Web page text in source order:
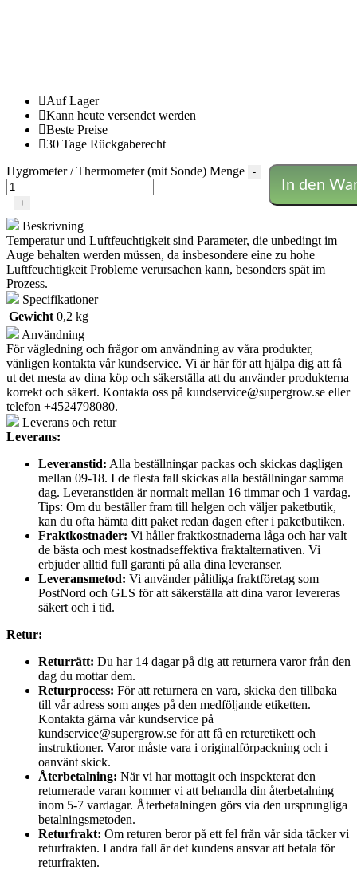
Auf Lager
Kann heute versendet werden
Beste Preise
30 Tage Rückgaberecht
Hygrometer / Thermometer (mit Sonde) Menge
-
+
In den
Beskrivning
Temperatur und Luftfeuchtigkeit sind Parameter, die unbedingt im
Auge behalten werden müssen, da insbesondere eine zu hohe
Luftfeuchtigkeit Probleme verursachen kann, besonders spät im
Prozess.
Specifikationer
Gewicht 0,2 kg
Användning
För vägledning och frågor om användning av våra produkter,
vänligen kontakta vår kundservice. Vi är här för att hjälpa dig att få
ut det mesta av dina köp och säkerställa att du använder produkterna
korrekt och säkert. Kontakta oss på kundservice@supergrow.se eller
telefon +4524798080.
Leverans och retur
Leverans:
Leveranstid: Alla beställningar packas och skickas dagligen
mellan 09-18. I de flesta fall skickas alla beställningar samma
dag. Leveranstiden är normalt mellan 16 timmar och 1 vardag.
Tips: Om du beställer fram till helgen och väljer paketbutik,
kan du ofta hämta ditt paket redan dagen efter i paketbutiken.
Fraktkostnader: Vi håller fraktkostnaderna låga och har valt
de bästa och mest kostnadseffektiva fraktalternativen. Vi
erbjuder alltid full garanti på alla dina leveranser.
Leveransmetod: Vi använder pålitliga fraktföretag som
PostNord och GLS för att säkerställa att dina varor levereras
säkert och i tid.
Retur:
Returrätt: Du har 14 dagar på dig att returnera varor från den
dag du mottar dem.
Returprocess: För att returnera en vara, skicka den tillbaka
till vår adress som anges på den medföljande etiketten.
Kontakta gärna vår kundservice på
kundservice@supergrow.se för att få en returetikett och
instruktioner. Varor måste vara i originalförpackning och i
oanvänt skick.
Återbetalning: När vi har mottagit och inspekterat den
returnerade varan kommer vi att behandla din återbetalning
inom 5-7 vardagar. Återbetalningen görs via den ursprungliga
betalningsmetoden.
Returfrakt: Om returen beror på ett fel från vår sida täcker vi
returfrakten. I andra fall är det kundens ansvar att betala för
returfrakten.